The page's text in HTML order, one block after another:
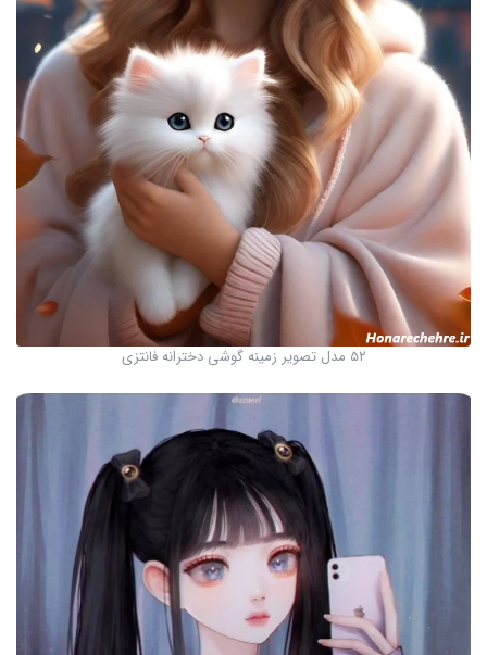
۵۲ مدل تصویر زمینه گوشی دخترانه فانتزی